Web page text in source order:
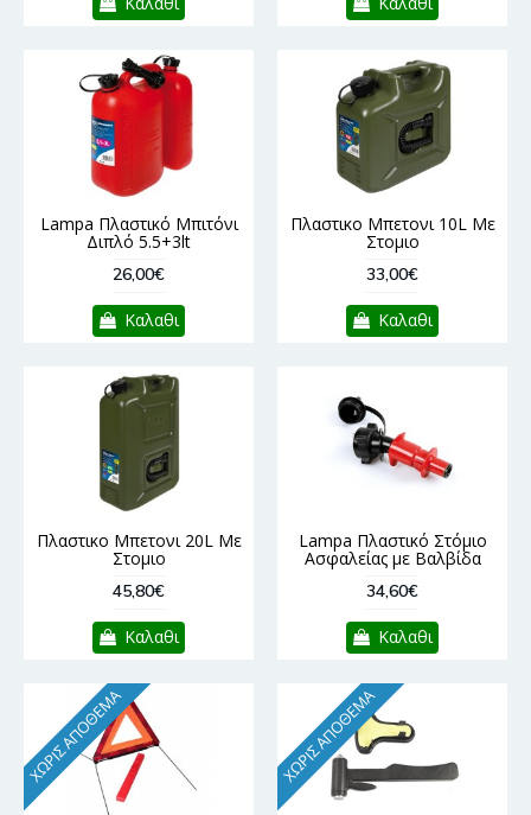
Lampa Πλαστικό Μπιτόνι
Διπλό 5.5+3lt
26,00€
Καλαθι
Πλαστικο Μπετονι 10L Με
Στομιο
33,00€
Καλαθι
Πλαστικο Μπετονι 20L Με
Στομιο
45,80€
Καλαθι
Lampa Πλαστικό Στόμιο
Ασφαλείας με Βαλβίδα
34,60€
Καλαθι
ΧΩΡΊΣ ΑΠΌΘΕΜΑ ΧΩΡΊΣ ΑΠΌΘΕΜΑ